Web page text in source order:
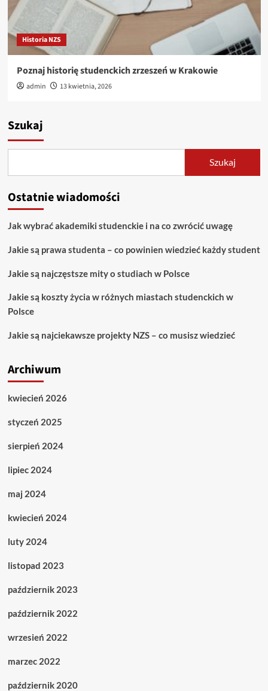
Historia NZS
Poznaj historię studenckich zrzeszeń w Krakowie
admin 13 kwietnia, 2026
Szukaj
Szukaj
Ostatnie wiadomości
Jak wybrać akademiki studenckie i na co zwrócić uwagę
Jakie są prawa studenta – co powinien wiedzieć każdy student
Jakie są najczęstsze mity o studiach w Polsce
Jakie są koszty życia w różnych miastach studenckich w
Polsce
Jakie są najciekawsze projekty NZS – co musisz wiedzieć
Archiwum
kwiecień 2026
styczeń 2025
sierpień 2024
lipiec 2024
maj 2024
kwiecień 2024
luty 2024
listopad 2023
październik 2023
październik 2022
wrzesień 2022
marzec 2022
październik 2020